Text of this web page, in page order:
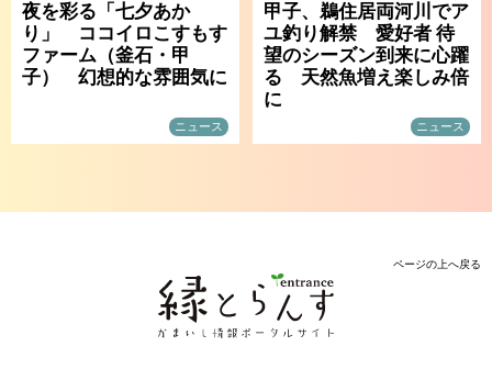
夜を彩る「七夕あか
り」 ココイロこすもす
ファーム（釜石・甲
子） 幻想的な雰囲気に
ニュース
甲子、鵜住居両河川でア
ユ釣り解禁 愛好者 待
望のシーズン到来に心躍
る 天然魚増え楽しみ倍
に
ニュース
ページの上へ戻る